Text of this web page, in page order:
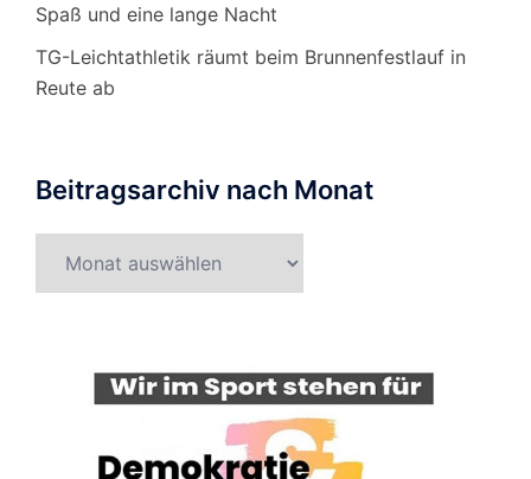
Spaß und eine lange Nacht
TG-Leichtathletik räumt beim Brunnenfestlauf in
Reute ab
Beitragsarchiv nach Monat
nach